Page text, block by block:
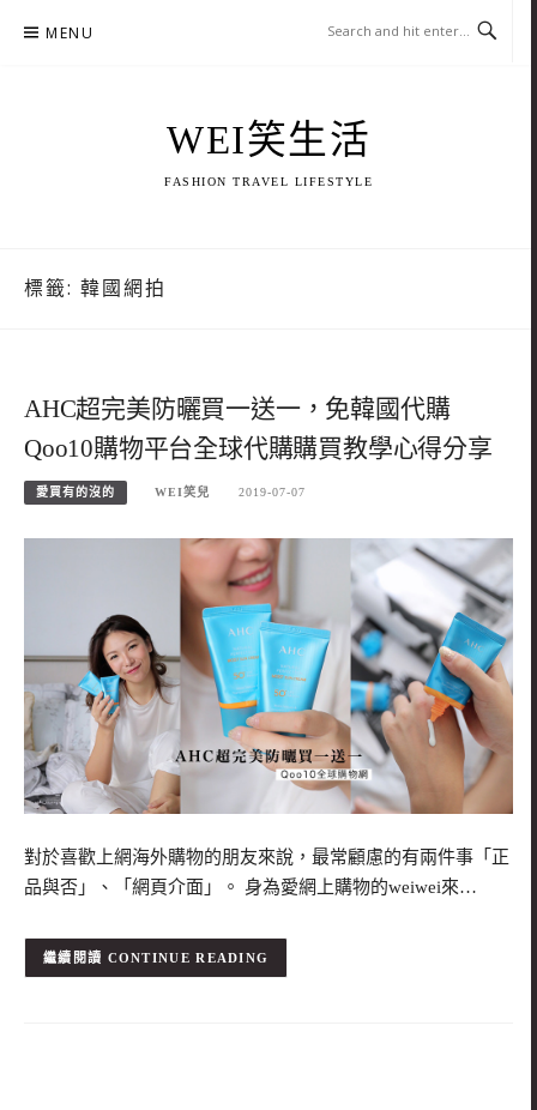
MENU
WEI笑生活
FASHION TRAVEL LIFESTYLE
標籤: 韓國網拍
AHC超完美防曬買一送一，免韓國代購
Qoo10購物平台全球代購購買教學心得分享
愛買有的沒的 WEI笑兒 2019-07-07
對於喜歡上網海外購物的朋友來說，最常顧慮的有兩件事「正
品與否」、「網頁介面」。 身為愛網上購物的weiwei來…
CONTINUE READING